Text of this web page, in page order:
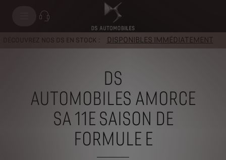
DÉCOUVREZ NOS DS EN STOCK : DISPONIBLES IMMÉDIATEMENT
DS
AUTOMOBILES AMORCE
SA 11E SAISON DE
FORMULE E